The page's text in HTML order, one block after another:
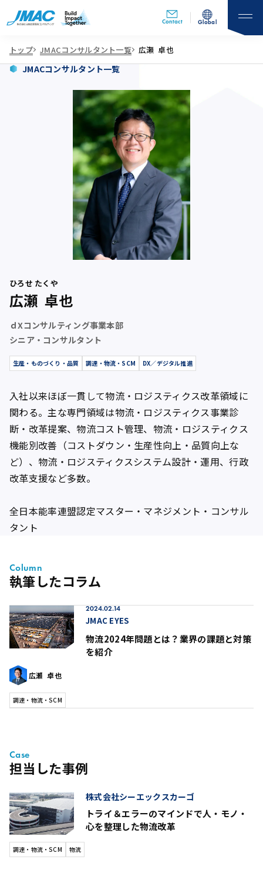
Contact Global
トップ JMACコンサルタント一覧 広瀬 卓也
広瀬 卓也
ひろせ たくや
ｄXコンサルティング事業本部
シニア・コンサルタント
生産・ものづくり・品質 調達・物流・SCM DX／デジタル推進
入社以来ほぼ一貫して物流・ロジスティクス改革領域に
関わる。主な専門領域は物流・ロジスティクス事業診
断・改革提案、物流コスト管理、物流・ロジスティクス
機能別改善（コストダウン・生産性向上・品質向上な
ど）、物流・ロジスティクスシステム設計・運用、行政
改革支援など多数。
全日本能率連盟認定マスター・マネジメント・コンサル
タント
JMACコンサルタント一覧
執筆したコラム
Column
物流2024年問題とは？業界の課題と対策
を紹介
2024.02.14
JMAC EYES
広瀬 卓也
調達・物流・SCM
担当した事例
Case
トライ＆エラーのマインドで人・モノ・
心を整理した物流改革
株式会社シーエックスカーゴ
調達・物流・SCM 物流